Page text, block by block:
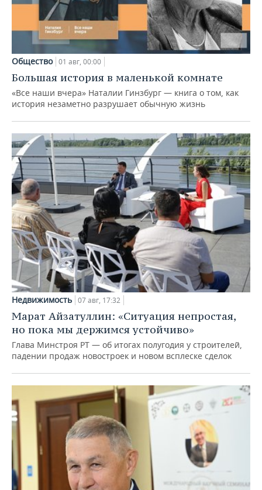
Общество 01 авг, 00:00
Большая история в маленькой комнате
«Все наши вчера» Наталии Гинзбург — книга о том, как
история незаметно разрушает обычную жизнь
Недвижимость 07 авг, 17:32
Марат Айзатуллин: «Ситуация непростая,
но пока мы держимся устойчиво»
Глава Минстроя РТ — об итогах полугодия у строителей,
падении продаж новостроек и новом всплеске сделок